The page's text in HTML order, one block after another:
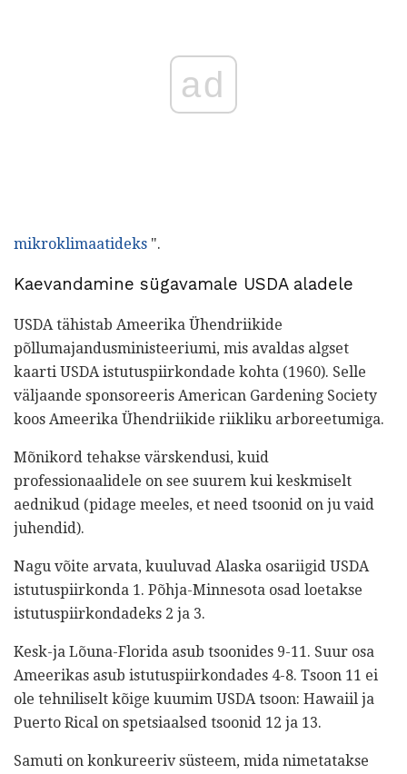
ad
mikroklimaatideks ".
Kaevandamine sügavamale USDA aladele
USDA tähistab Ameerika Ühendriikide
põllumajandusministeeriumi, mis avaldas algset
kaarti USDA istutuspiirkondade kohta (1960). Selle
väljaande sponsoreeris American Gardening Society
koos Ameerika Ühendriikide riikliku arboreetumiga.
Mõnikord tehakse värskendusi, kuid
professionaalidele on see suurem kui keskmiselt
aednikud (pidage meeles, et need tsoonid on ju vaid
juhendid).
Nagu võite arvata, kuuluvad Alaska osariigid USDA
istutuspiirkonda 1. Põhja-Minnesota osad loetakse
istutuspiirkondadeks 2 ja 3.
Kesk-ja Lõuna-Florida asub tsoonides 9-11. Suur osa
Ameerikas asub istutuspiirkondades 4-8. Tsoon 11 ei
ole tehniliselt kõige kuumim USDA tsoon: Hawaiil ja
Puerto Rical on spetsiaalsed tsoonid 12 ja 13.
Samuti on konkureeriv süsteem, mida nimetatakse